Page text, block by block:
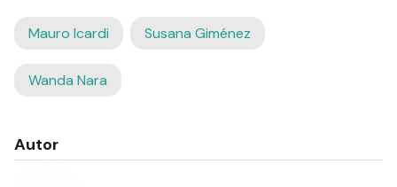
Mauro Icardi Susana Giménez
Wanda Nara
Autor